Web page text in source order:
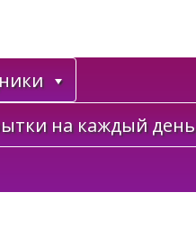
на каждый день